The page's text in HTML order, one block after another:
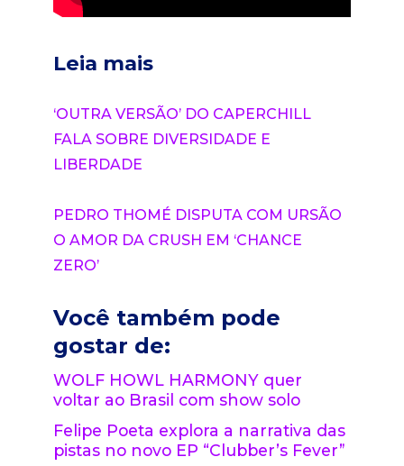
Leia mais
‘OUTRA VERSÃO’ DO CAPERCHILL
FALA SOBRE DIVERSIDADE E
LIBERDADE
PEDRO THOMÉ DISPUTA COM URSÃO
O AMOR DA CRUSH EM ‘CHANCE
ZERO’
Você também pode
gostar de:
WOLF HOWL HARMONY quer
voltar ao Brasil com show solo
Felipe Poeta explora a narrativa das
pistas no novo EP “Clubber’s Fever”